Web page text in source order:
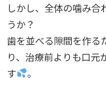
しかし、全体の噛み合
うか？
歯を並べる隙間を作る
り、治療前よりも口元
す
。